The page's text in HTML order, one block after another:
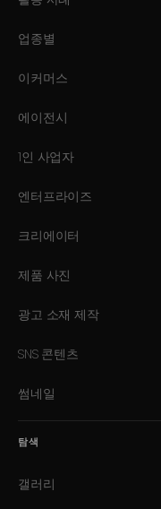
업종별
이커머스
에이전시
1인 사업자
엔터프라이즈
크리에이터
제품 사진
광고 소재 제작
SNS 콘텐츠
썸네일
탐색
갤러리